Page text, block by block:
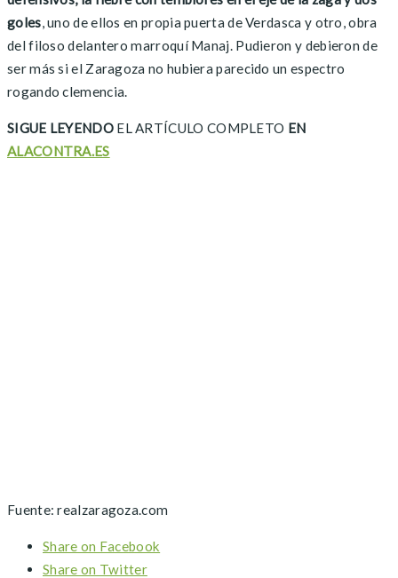
goles, uno de ellos en propia puerta de Verdasca y otro, obra
del filoso delantero marroquí Manaj. Pudieron y debieron de
ser más si el Zaragoza no hubiera parecido un espectro
rogando clemencia.
SIGUE LEYENDOEL ARTÍCULO COMPLETO EN
ALACONTRA.ES
Fuente: realzaragoza.com
Share on Facebook
Share on Twitter